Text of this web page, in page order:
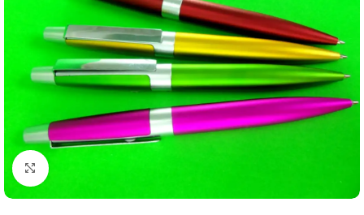
Clic para ampliar